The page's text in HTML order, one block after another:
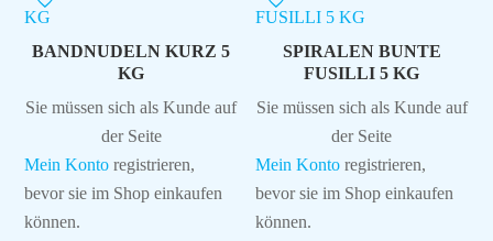
BANDNUDELN KURZ 5
KG
Sie müssen sich als Kunde auf
der Seite
Mein Konto registrieren,
bevor sie im Shop einkaufen
können.
SPIRALEN BUNTE
FUSILLI 5 KG
Sie müssen sich als Kunde auf
der Seite
Mein Konto registrieren,
bevor sie im Shop einkaufen
können.